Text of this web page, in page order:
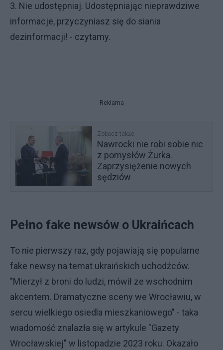
3. Nie udostępniaj. Udostępniając nieprawdziwe
informacje, przyczyniasz się do siania
dezinformacji! - czytamy.
Reklama
Zobacz także
Nawrocki nie robi sobie nic
z pomysłów Żurka.
Zaprzysiężenie nowych
sędziów
Pełno fake newsów o Ukraińcach
To nie pierwszy raz, gdy pojawiają się popularne
fake newsy na temat ukraińskich uchodźców.
"Mierzył z broni do ludzi, mówił ze wschodnim
akcentem. Dramatyczne sceny we Wrocławiu, w
sercu wielkiego osiedla mieszkaniowego" - taka
wiadomość znalazła się w artykule "Gazety
Wrocławskiej" w listopadzie 2023 roku. Okazało